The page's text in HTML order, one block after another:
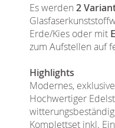
Es werden 2
Erde/Kies oder mit
zum Aufstellen auf
Highlights
Modernes,
Hochwertiger
witterungsbeständig
Komplettset inkl.